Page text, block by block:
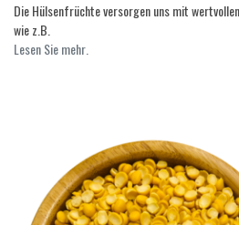
Die Hülsenfrüchte versorgen uns mit
wie z.B.
Lesen Sie mehr.